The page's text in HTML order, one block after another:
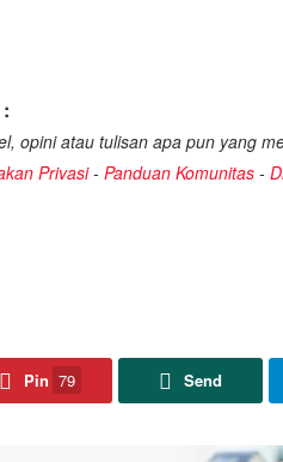
opini atau tulisan apa pun yang
Privasi- Panduan Komunitas -
Pin 79 Send